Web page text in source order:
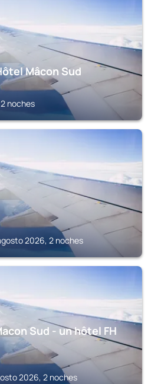
Mâcon Sud
noches
2026, 2 noches
Sud - un hôtel FH
2026, 2 noches